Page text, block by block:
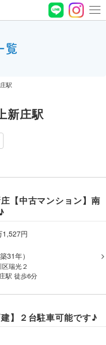
お問い合わせ
覧
駅
新庄駅
【中古マンション】南
31年）
瑞光２
駅 徒歩6分
1,527円
】２台駐車可能です♪